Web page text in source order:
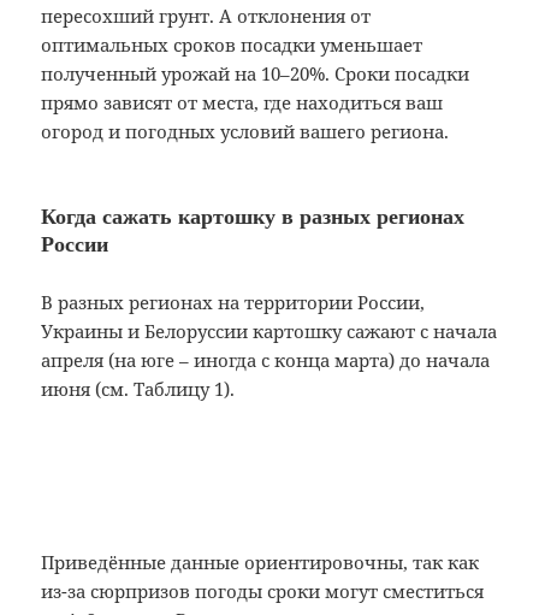
пересохший грунт. А отклонения от
оптимальных сроков посадки уменьшает
полученный урожай на 10–20%. Сроки посадки
прямо зависят от места, где находиться ваш
огород и погодных условий вашего региона.
Когда сажать картошку в разных регионах
России
В разных регионах на территории России,
Украины и Белоруссии картошку сажают с начала
апреля (на юге – иногда с конца марта) до начала
июня (см. Таблицу 1).
Приведённые данные ориентировочны, так как
из-за сюрпризов погоды сроки могут сместиться